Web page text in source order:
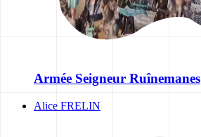
Armée Seigneur Ruînemanes
Alice FRELIN